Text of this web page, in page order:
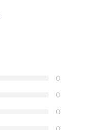
0
0
0